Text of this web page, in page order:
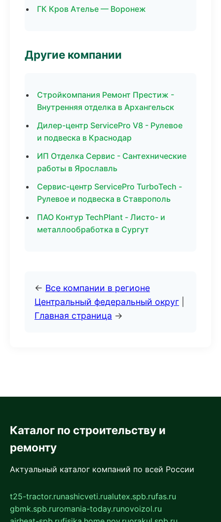
ГК Кров Ателье — Воронеж
Другие компании
Стройкомпания Ремонт Престиж -
Внутренняя отделка в Архангельск
Дилер-центр ServicePro V8 - Рулевое
и подвеска в Краснодар
ИП Отделка Сервис - Сантехнические
работы в Ярославль
Сервис-центр ServicePro TurboTech -
Рулевое и подвеска в Ставрополь
ПАО Контур TechPlant - Листо- и
металлообработка в Сургут
← Все компании в регионе
Центральный федеральный округ
Главная страница →
Каталог по строительству и
ремонту
Актуальный каталог компаний по всей России
t25-tractor.runashicveti.rualutex.spb.rufas.ru
gbmk.spb.ruromania-today.runovoizol.ru